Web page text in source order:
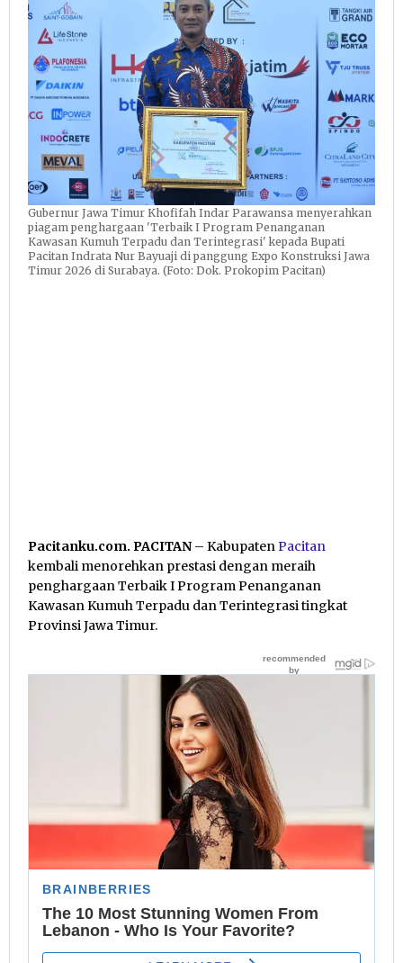
Gubernur Jawa Timur Khofifah Indar Parawansa menyerahkan
piagam penghargaan 'Terbaik I Program Penanganan
Kawasan Kumuh Terpadu dan Terintegrasi' kepada Bupati
Pacitan Indrata Nur Bayuaji di panggung Expo Konstruksi Jawa
Timur 2026 di Surabaya. (Foto: Dok. Prokopim Pacitan)
Pacitanku.com. PACITAN – KabupatenPacitan
kembali menorehkan prestasi dengan meraih
penghargaan Terbaik I Program Penanganan
Kawasan Kumuh Terpadu dan Terintegrasi tingkat
Provinsi Jawa Timur.